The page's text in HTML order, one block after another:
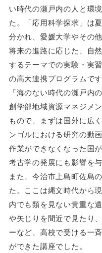
い時代の瀬戸内の人と環
た。「応用科学探求」は
分かれ、愛媛大学やその
将来の進路に応じた、自
するテーマでの実験・実
の高大連携プログラムです
「海のない時代の瀬戸内
創学部地域資源マネジメ
もので、まずは国外に広
ンゴルにおける研究の動
作業ができなくなった国
考古学の発展にも影響を
また、今治市上島町佐島
た。ここは縄文時代から
内でも類を見ない貴重な
や矢じりを間近で見たり
ーなど、高校で受ける一
ができた講座でした。